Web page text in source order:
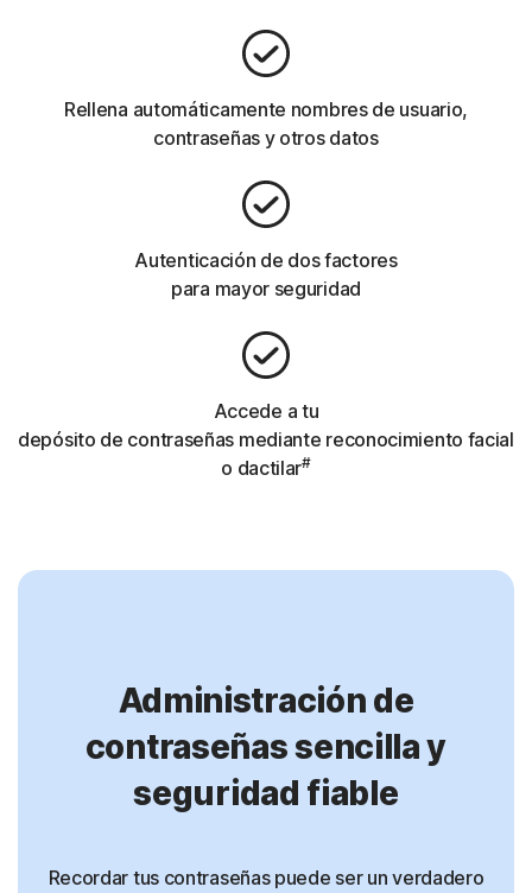
Rellena automáticamente nombres de usuario,
contraseñas y otros datos
Autenticación de dos factores
para mayor seguridad
Accede a tu
depósito de contraseñas mediante reconocimiento facial
o dactilar#
Administración de
contraseñas sencilla y
seguridad fiable
Recordar tus contraseñas puede ser un verdadero